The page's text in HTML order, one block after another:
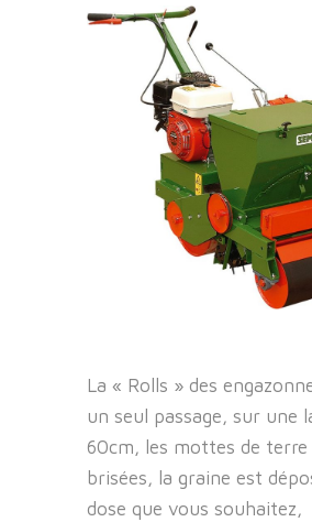
La « Rolls » des
un seul passage, sur une
60cm, les mottes de
brisées, la graine est
dose que vous souhaitez,